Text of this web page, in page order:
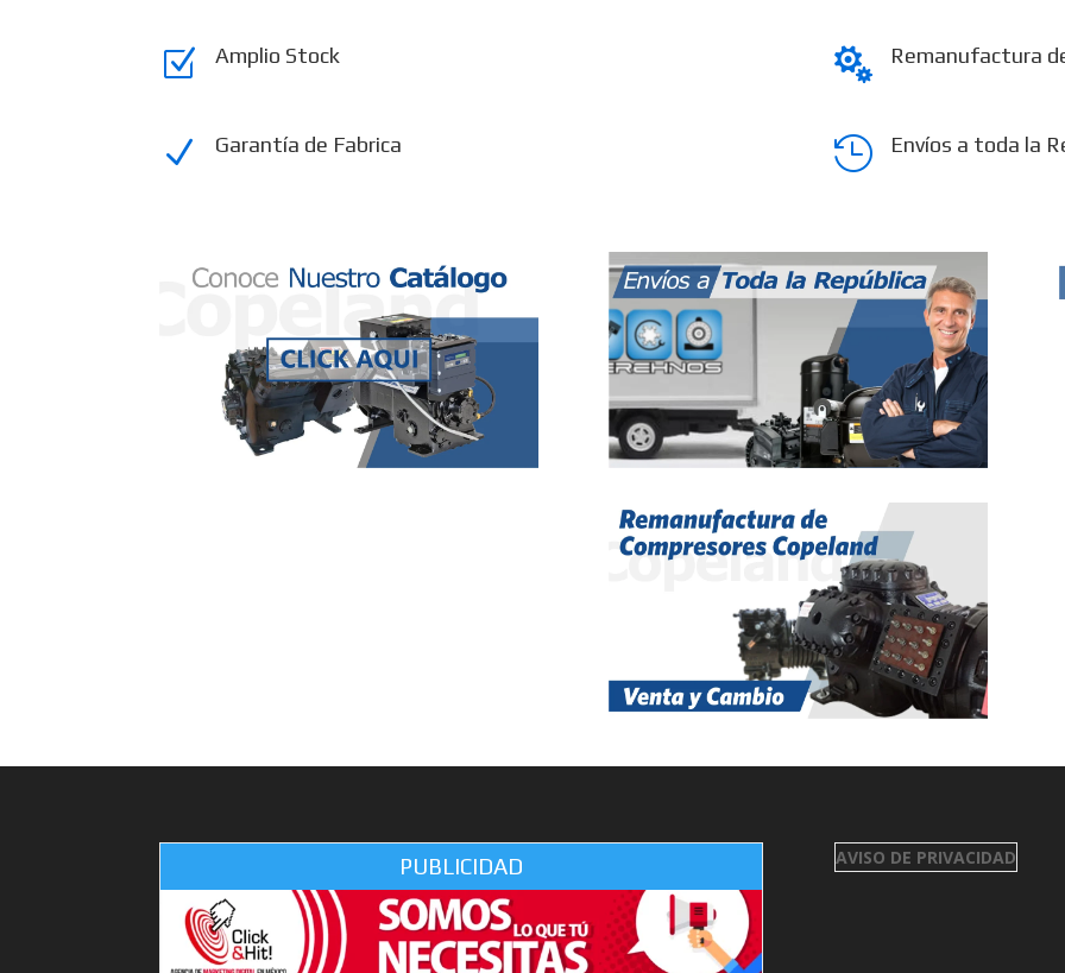
Z Amplio Stock
N Garantía de Fabrica
 Remanufactura
 Envíos a toda la
PUBLICIDAD AVISO DE PRIVACIDAD